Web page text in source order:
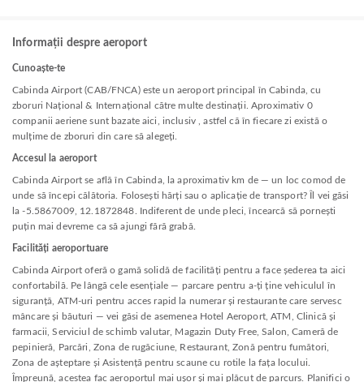
Informații despre aeroport
Cunoaște-te
Cabinda Airport (CAB/FNCA) este un aeroport principal în Cabinda, cu
zboruri Național & Internațional către multe destinații. Aproximativ 0
companii aeriene sunt bazate aici, inclusiv , astfel că în fiecare zi există o
mulțime de zboruri din care să alegeți.
Accesul la aeroport
Cabinda Airport se află în Cabinda, la aproximativ km de — un loc comod de
unde să începi călătoria. Folosești hărți sau o aplicație de transport? Îl vei găsi
la -5.5867009, 12.1872848. Indiferent de unde pleci, încearcă să pornești
puțin mai devreme ca să ajungi fără grabă.
Facilități aeroportuare
Cabinda Airport oferă o gamă solidă de facilități pentru a face șederea ta aici
confortabilă. Pe lângă cele esențiale — parcare pentru a-ți ține vehiculul în
siguranță, ATM-uri pentru acces rapid la numerar și restaurante care servesc
mâncare și băuturi — vei găsi de asemenea Hotel Aeroport, ATM, Clinică și
farmacii, Serviciul de schimb valutar, Magazin Duty Free, Salon, Cameră de
pepinieră, Parcări, Zona de rugăciune, Restaurant, Zonă pentru fumători,
Zona de așteptare și Asistență pentru scaune cu rotile la fața locului.
Împreună, acestea fac aeroportul mai ușor și mai plăcut de parcurs. Planifici o